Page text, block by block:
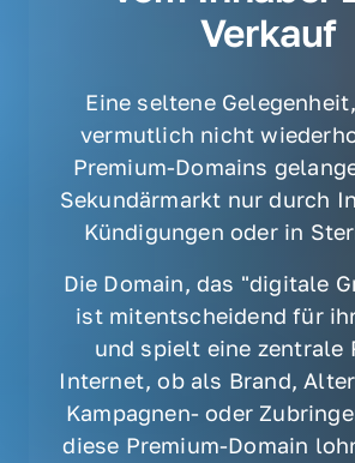
Verkauf
Eine seltene
vermutlich nicht
Premium-Domains
Sekundärmarkt nur durch
Kündigungen oder in
Die Domain, das "digitale
ist mitentscheidend für
und spielt eine zentrale
Internet, ob als Brand,
Kampagnen- oder
diese Premium-Domain